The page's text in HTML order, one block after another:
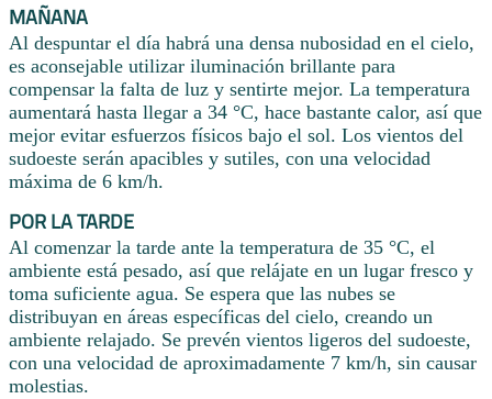
MAÑANA
Al despuntar el día habrá una densa nubosidad en el cielo,
es aconsejable utilizar iluminación brillante para
compensar la falta de luz y sentirte mejor. La temperatura
aumentará hasta llegar a 34 °C, hace bastante calor, así que
mejor evitar esfuerzos físicos bajo el sol. Los vientos del
sudoeste serán apacibles y sutiles, con una velocidad
máxima de 6 km/h.
POR LA TARDE
Al comenzar la tarde ante la temperatura de 35 °C, el
ambiente está pesado, así que relájate en un lugar fresco y
toma suficiente agua. Se espera que las nubes se
distribuyan en áreas específicas del cielo, creando un
ambiente relajado. Se prevén vientos ligeros del sudoeste,
con una velocidad de aproximadamente 7 km/h, sin causar
molestias.